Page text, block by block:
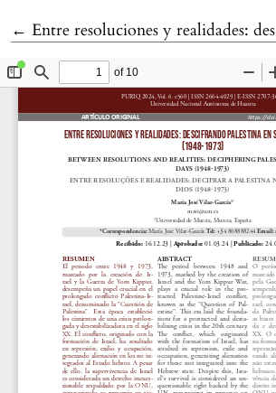
← Volver a los detalles del artículo
Entre resoluciones y realidades: descifrando Palestina en su andadura inicial (1948-1973)